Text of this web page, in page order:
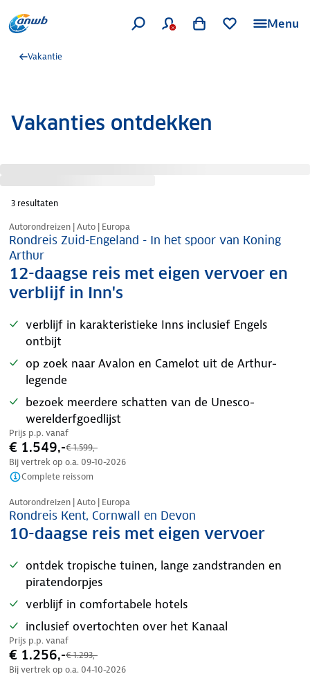
Menu
Vakantie
Vakanties ontdekken
3 resultaten
Nazomer korting
Autorondreizen | Auto | Europa
Rondreis Zuid-Engeland - In het spoor van Koning
Arthur
12-daagse reis met eigen vervoer en
verblijf in Inn's
verblijf in karakteristieke Inns inclusief Engels
ontbijt
op zoek naar Avalon en Camelot uit de Arthur-
legende
bezoek meerdere schatten van de Unesco-
werelderfgoedlijst
Prijs p.p. vanaf
€ 1.549,-€ 1.599,-
Bij vertrek op o.a. 09-10-2026
Complete reissom
Nazomer korting
Autorondreizen | Auto | Europa
Rondreis Kent, Cornwall en Devon
10-daagse reis met eigen vervoer
ontdek tropische tuinen, lange zandstranden en
piratendorpjes
verblijf in comfortabele hotels
inclusief overtochten over het Kanaal
Prijs p.p. vanaf
€ 1.256,-€ 1.293,-
Bij vertrek op o.a. 04-10-2026